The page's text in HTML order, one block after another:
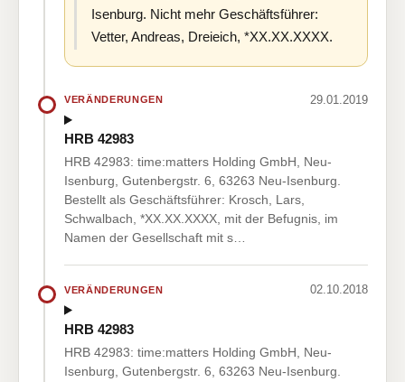
Isenburg. Nicht mehr Geschäftsführer:
Vetter, Andreas, Dreieich, *XX.XX.XXXX.
VERÄNDERUNGEN 29.01.2019
HRB 42983
HRB 42983: time:matters Holding GmbH, Neu-
Isenburg, Gutenbergstr. 6, 63263 Neu-Isenburg.
Bestellt als Geschäftsführer: Krosch, Lars,
Schwalbach, *XX.XX.XXXX, mit der Befugnis, im
Namen der Gesellschaft mit s…
VERÄNDERUNGEN 02.10.2018
HRB 42983
HRB 42983: time:matters Holding GmbH, Neu-
Isenburg, Gutenbergstr. 6, 63263 Neu-Isenburg.